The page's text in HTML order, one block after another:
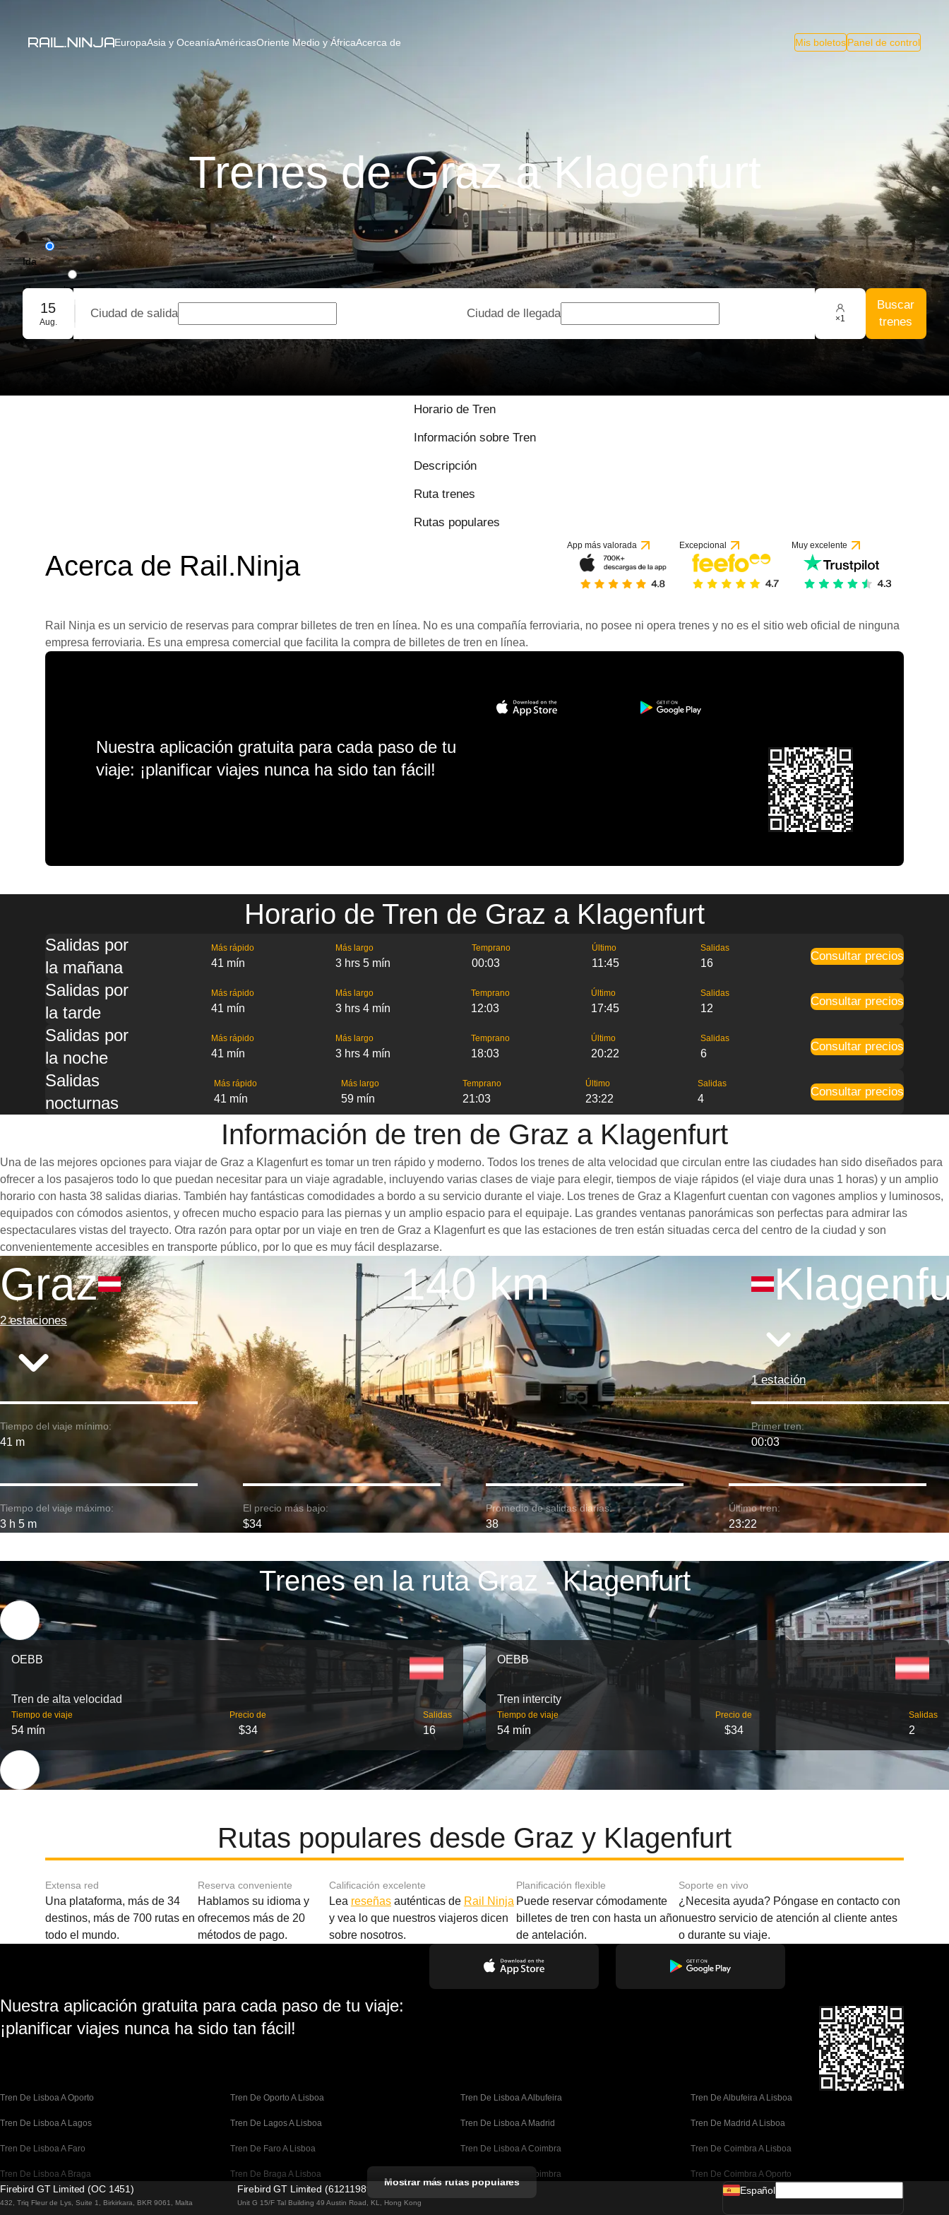
EuropaAsia y OceaníaAméricasOriente Medio y ÁfricaAcerca de Mis boletosPanel de control
Trenes de Graz a Klagenfurt
Ida
Ida y vuelta
Reserva grupal
15
Aug.
Ciudad de salida Ciudad de llegada ×1
Buscar
trenes
Horario de Tren
Información sobre Tren
Descripción
Ruta trenes
Rutas populares
Acerca de Rail.Ninja
App más valorada Excepcional Muy excelente
Rail Ninja es un servicio de reservas para comprar billetes de tren en línea. No es una compañía ferroviaria, no posee ni opera trenes y no es el sitio web oficial de ninguna
empresa ferroviaria. Es una empresa comercial que facilita la compra de billetes de tren en línea.
Nuestra aplicación gratuita para cada paso de tu
viaje: ¡planificar viajes nunca ha sido tan fácil!
Horario de Tren de Graz a Klagenfurt
Salidas por
la mañana
Más rápido
41 mín
Más largo
3 hrs 5 mín
Temprano
00:03
Último
11:45
Salidas
16
Consultar precios
Salidas por
la tarde
Más rápido
41 mín
Más largo
3 hrs 4 mín
Temprano
12:03
Último
17:45
Salidas
12
Consultar precios
Salidas por
la noche
Más rápido
41 mín
Más largo
3 hrs 4 mín
Temprano
18:03
Último
20:22
Salidas
6
Consultar precios
Salidas
nocturnas
Más rápido
41 mín
Más largo
59 mín
Temprano
21:03
Último
23:22
Salidas
4
Consultar precios
Información de tren de Graz a Klagenfurt
Una de las mejores opciones para viajar de Graz a Klagenfurt es tomar un tren rápido y moderno. Todos los trenes de alta velocidad que circulan entre las ciudades han sido diseñados para
ofrecer a los pasajeros todo lo que puedan necesitar para un viaje agradable, incluyendo varias clases de viaje para elegir, tiempos de viaje rápidos (el viaje dura unas 1 horas) y un amplio
horario con hasta 38 salidas diarias. También hay fantásticas comodidades a bordo a su servicio durante el viaje. Los trenes de Graz a Klagenfurt cuentan con vagones amplios y luminosos,
equipados con cómodos asientos, y ofrecen mucho espacio para las piernas y un amplio espacio para el equipaje. Las grandes ventanas panorámicas son perfectas para admirar las
espectaculares vistas del trayecto. Otra razón para optar por un viaje en tren de Graz a Klagenfurt es que las estaciones de tren están situadas cerca del centro de la ciudad y son
convenientemente accesibles en transporte público, por lo que es muy fácil desplazarse.
Graz
2 estaciones
140 km
1 estación
Tiempo del viaje mínimo:
41 m
Primer tren:
00:03
Tiempo del viaje máximo:
3 h 5 m
El precio más bajo:
$34
Promedio de salidas diarias:
38
Último tren:
23:22
Trenes en la ruta Graz - Klagenfurt
OEBB
Tren de alta velocidad
Tiempo de viaje
54 mín
Precio de
$34
Salidas
16
OEBB
Tren intercity
Tiempo de viaje
54 mín
Precio de
$34
Salidas
2
Rutas populares desde Graz y Klagenfurt
Extensa red
Una plataforma, más de 34
destinos, más de 700 rutas en
todo el mundo.
Reserva conveniente
Hablamos su idioma y
ofrecemos más de 20
métodos de pago.
Calificación excelente
Lea reseñasauténticas de Rail Ninja
y vea lo que nuestros viajeros dicen
sobre nosotros.
Planificación flexible
Puede reservar cómodamente
billetes de tren con hasta un año
de antelación.
Soporte en vivo
¿Necesita ayuda? Póngase en contacto con
nuestro servicio de atención al cliente antes
o durante su viaje.
Nuestra aplicación gratuita para cada paso de tu viaje:
¡planificar viajes nunca ha sido tan fácil!
Tren De Lisboa A Oporto Tren De Oporto A Lisboa Tren De Lisboa A Albufeira Tren De Albufeira A Lisboa
Tren De Lisboa A Lagos Tren De Lagos A Lisboa Tren De Lisboa A Madrid Tren De Madrid A Lisboa
Tren De Lisboa A Faro Tren De Faro A Lisboa Tren De Lisboa A Coimbra Tren De Coimbra A Lisboa
Tren De Lisboa A Braga Tren De Braga A Lisboa Tren De Oporto A Coimbra Tren De Coimbra A Oporto
Tren De Barcelona A Madrid Tren De Madrid A Barcelona Tren De Valencia A Barcelona
Mostrar más rutas populares
Firebird GT Limited (OC 1451)
432, Triq Fleur de Lys, Suite 1, Birkirkara, BKR 9061, Malta
Firebird GT Limited (61211989)
Unit G 15/F Tal Building 49 Austin Road, KL, Hong Kong
Español